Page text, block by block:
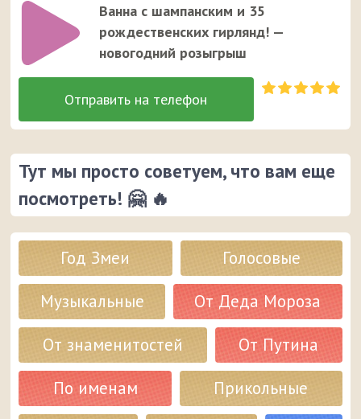
Ванна с шампанским и 35
рождественских гирлянд! —
новогодний розыгрыш
Тут мы просто советуем, что вам еще
посмотреть! 🤗 🔥
Год Змеи
Голосовые
Музыкальные
От Деда Мороза
От знаменитостей
От Путина
По именам
Прикольные